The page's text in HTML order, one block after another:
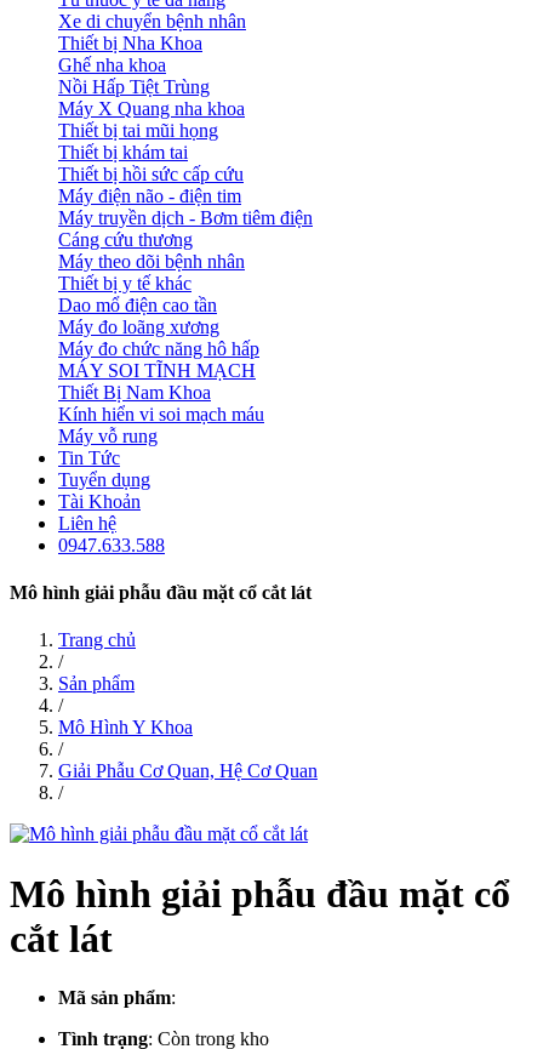
Xe di chuyển bệnh nhân
Thiết bị Nha Khoa
Ghế nha khoa
Nồi Hấp Tiệt Trùng
Máy X Quang nha khoa
Thiết bị tai mũi họng
Thiết bị khám tai
Thiết bị hồi sức cấp cứu
Máy điện não - điện tim
Máy truyền dịch - Bơm tiêm điện
Cáng cứu thương
Máy theo dõi bệnh nhân
Thiết bị y tế khác
Dao mổ điện cao tần
Máy đo loãng xương
Máy đo chức năng hô hấp
MÁY SOI TĨNH MẠCH
Thiết Bị Nam Khoa
Kính hiển vi soi mạch máu
Máy vỗ rung
Tin Tức
Tuyển dụng
Tài Khoản
Liên hệ
0947.633.588
Mô hình giải phẫu đầu mặt cổ cắt lát
Trang chủ
/
Sản phẩm
/
Mô Hình Y Khoa
/
Giải Phẫu Cơ Quan, Hệ Cơ Quan
/
Mô hình giải phẫu đầu mặt cổ
cắt lát
Mã sản phẩm:
Tình trạng: Còn trong kho